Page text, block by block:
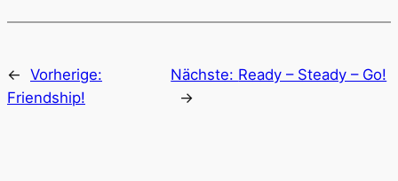
← Vorherige:
Friendship!
Nächste: Ready – Steady – Go!
→